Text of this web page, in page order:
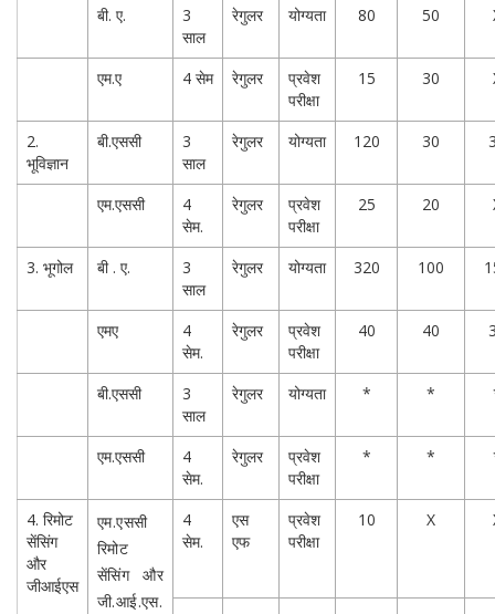
बी. ए.
3
साल
रेगुलर योग्यता 80 50
एम.ए 4 सेम रेगुलर
प्रवेश
परीक्षा
15 30
2.
भूविज्ञान
बी.एससी
3
साल
रेगुलर योग्यता 120 30
एम.एससी
4
सेम.
रेगुलर
प्रवेश
परीक्षा
25 20
3. भूगोल बी . ए.
3
साल
रेगुलर योग्यता 320 100
एमए
4
सेम.
रेगुलर
प्रवेश
परीक्षा
40 40
बी.एससी
3
साल
रेगुलर योग्यता * *
एम.एससी
4
सेम.
रेगुलर
प्रवेश
परीक्षा
* *
4. रिमोट
सेंसिंग
और
जीआईएस
एम.एससी
रिमोट
सेंसिंग और
जी.आई.एस.
4
सेम.
एस
एफ
प्रवेश
परीक्षा
10 X